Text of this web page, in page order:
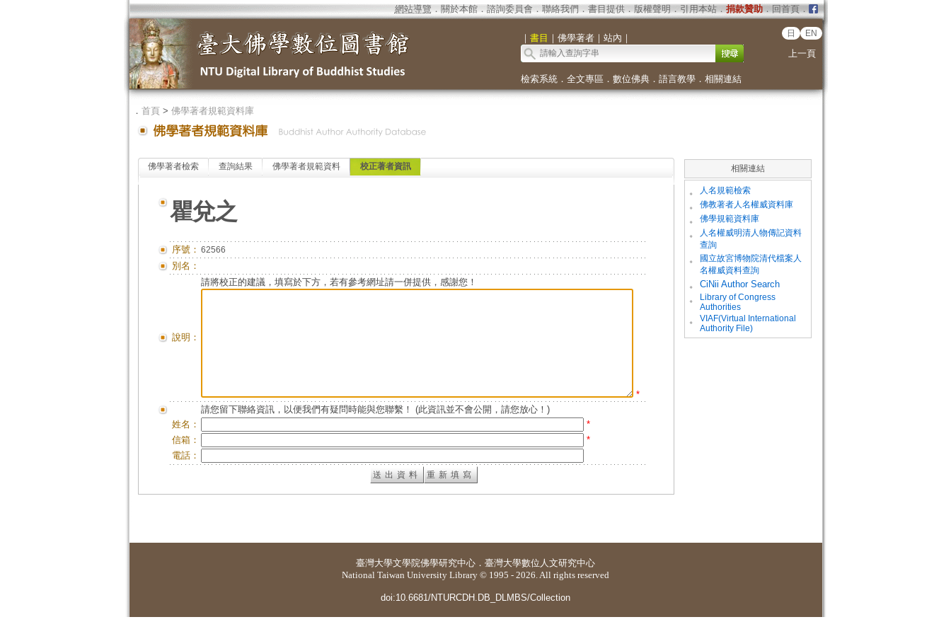
網站導覽 ． 關於本館． 諮詢委員會． 聯絡我們 ． 書目提供． 版權聲明 ． 引用本站． 捐款贊助．回首頁．
｜ 書目 ｜ 佛學著者｜ 站內 ｜ 日 EN
上一頁
檢索系統． 全文專區 ． 數位佛典． 語言教學． 相關連結
． 首頁> 佛學著者規範資料庫
佛學著者檢索 查詢結果 佛學著者規範資料 校正著者資訊
瞿兌之
序號： 62566
別名：
說明：
請將校正的建議，填寫於下方，若有參考網址請一併提供，感謝您！
*
請您留下聯絡資訊，以便我們有疑問時能與您聯繫！ (此資訊並不會公開，請您放心！)
姓名：
*
信箱：
*
電話：
相關連結
。 人名規範檢索
。 佛教著者人名權威資料庫
。 佛學規範資料庫
。
人名權威明清人物傳記資料
查詢
。
國立故宮博物院清代檔案人
名權威資料查詢
。
CiNii Author Search
。
Library of Congress
Authorities
。
VIAF(Virtual International
Authority File)
臺灣大學文學院佛學研究中心 ． 臺灣大學數位人文研究中心
National Taiwan University Library © 1995 - 2026. All rights reserved
doi:10.6681/NTURCDH.DB_DLMBS/Collection